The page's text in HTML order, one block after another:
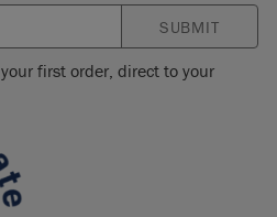
SUBMIT
first order, direct to your